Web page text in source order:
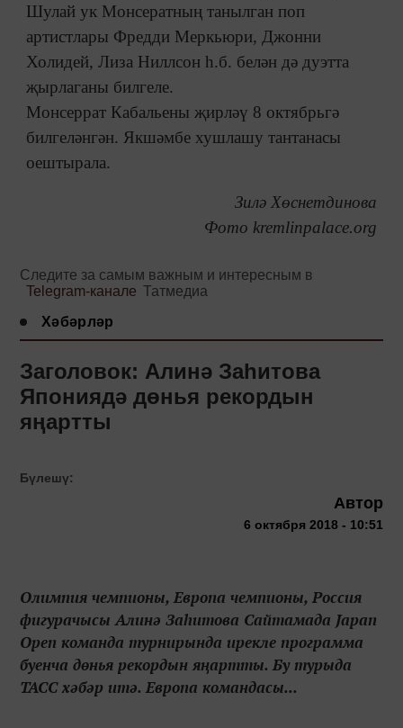
Шулай ук Монсератның танылган поп
артистлары Фредди Меркьюри, Джонни
Холидей, Лиза Ниллсон һ.б. белән дә дуэтта
җырлаганы билгеле.
Монсеррат Кабальены җирләү 8 октябрьгә
билгеләнгән. Якшәмбе хушлашу тантанасы
оештырала.
Зилә Хөснетдинова
Фото kremlinpalace.org
Следите за самым важным и интересным в
Telegram-канале Татмедиа
Хәбәрләр
Заголовок: Алинә Заһитова
Япониядә дөнья рекордын
яңартты
Бүлешү:
Автор
6 октября 2018 - 10:51
Олимпия чемпионы, Европа чемпионы, Россия
фигурачысы Алинә Заһитова Сайтамада Japan
Open команда турнирында ирекле программа
буенча дөнья рекордын яңартты. Бу турыда
ТАСС хәбәр итә. Европа командасы...